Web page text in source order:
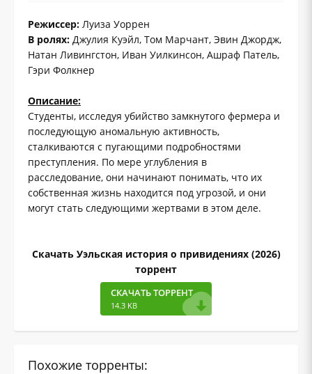
Режиссер: Луиза Уоррен
В ролях: Джулия Куэйл, Том Марчант, Эвин Джордж,
Натан Ливингстон, Иван Уилкинсон, Ашраф Патель,
Гэри Фолкнер
Описание:
Студенты, исследуя убийство замкнутого фермера и
последующую аномальную активность,
сталкиваются с пугающими подробностями
преступления. По мере углубления в
расследование, они начинают понимать, что их
собственная жизнь находится под угрозой, и они
могут стать следующими жертвами в этом деле.
Скачать Уэльская история о привидениях (2026)
торрент
СКАЧАТЬ ТОРРЕНТ
14.3 KB
Похожие торренты: